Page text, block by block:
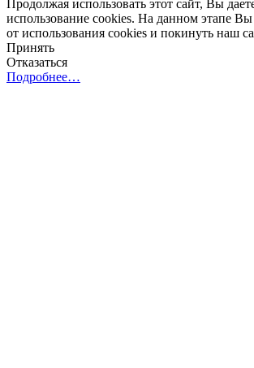
Продолжая использовать этот сайт, Вы
использование cookies. На данном этапе Вы
от использования cookies и покинуть наш
Принять
Отказаться
Подробнее…